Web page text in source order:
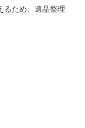
るため、遺品整理